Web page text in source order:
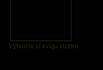
Vytvorte si svoju vizitku